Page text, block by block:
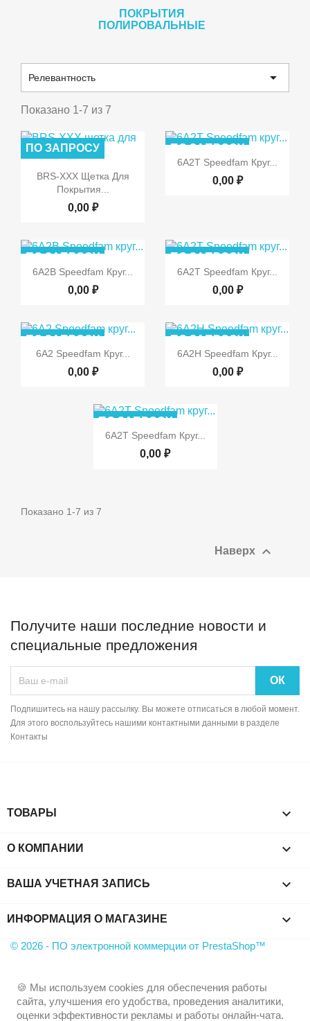
ПОКРЫТИЯ
ПОЛИРОВАЛЬНЫЕ
Релевантность 
Показано 1-7 из 7
Быстрый просмотр
BRS-XXX Щетка Для
Покрытия...
0,00 ₽
ПО ЗАПРОСУ
Быстрый просмотр
6A2T Speedfam Круг...
0,00 ₽
ПО ЗАПРОСУ
Быстрый просмотр
6A2B Speedfam Круг...
0,00 ₽
ПО ЗАПРОСУ
Быстрый просмотр
6A2T Speedfam Круг...
0,00 ₽
ПО ЗАПРОСУ
Быстрый просмотр
6A2 Speedfam Круг...
0,00 ₽
ПО ЗАПРОСУ
Быстрый просмотр
6A2H Speedfam Круг...
0,00 ₽
ПО ЗАПРОСУ
Быстрый просмотр
6A2T Speedfam Круг...
0,00 ₽
ПО ЗАПРОСУ
Показано 1-7 из 7
Наверх 
Получите наши последние новости и
специальные предложения
Подпишитесь на нашу рассылку. Вы можете отписаться в любой момент.
Для этого воспользуйтесь нашими контактными данными в разделе
Контакты
ТОВАРЫ 
О КОМПАНИИ 
ВАША УЧЕТНАЯ ЗАПИСЬ 
ИНФОРМАЦИЯ О МАГАЗИНЕ keyboard_arrow_down
© 2026 - ПО электронной коммерции от PrestaShop™
🍪 Мы используем cookies для обеспечения работы
сайта, улучшения его удобства, проведения аналитики,
оценки эффективности рекламы и работы онлайн-чата.